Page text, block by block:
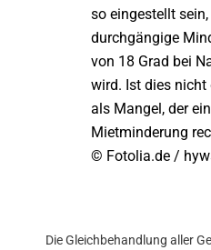
so eingestellt
durchgängige
von 18 Grad bei
wird. Ist dies nicht
als Mangel, der
Mietminderung
© Fotolia.de /
Die Gleichbehandlung aller